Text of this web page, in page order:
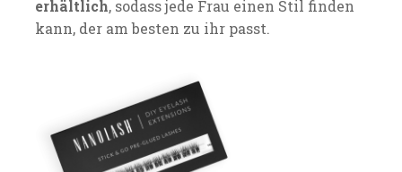
erhältlich, sodass jede Frau einen Stil finden
kann, der am besten zu ihr passt.